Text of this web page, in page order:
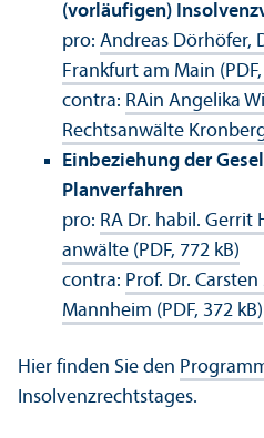
(vorläufigen)
pro: Andreas Dörhöfer,
Frankfurt am Main (PDF,
contra: RAin Angelika
Rechts­anwälte
Einbeziehung der
Plan­verfahren
pro: RA Dr. habil. Gerrit
anwälte (PDF, 772 kB)
contra: Prof. Dr.
Mannheim (PDF, 372 kB)
Hier finden Sie den
Insolvenzrechts­tages.